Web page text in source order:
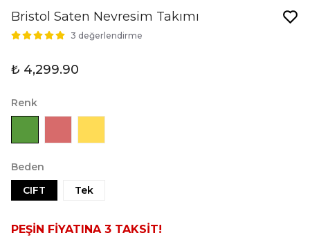
Bristol Saten Nevresim Takımı
3 değerlendirme
₺ 4,299.90
Renk
Beden
CIFT
Tek
PEŞİN FİYATINA 3 TAKSİT!